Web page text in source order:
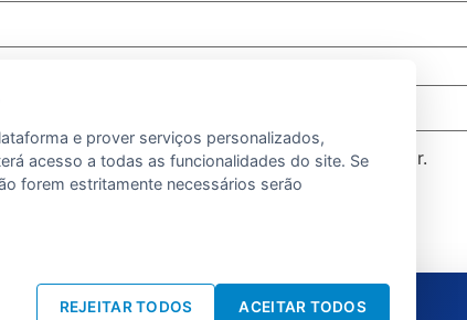
navegador para a próxima vez que eu comentar.
e prover serviços personalizados,
acesso a todas as funcionalidades do site. Se
forem estritamente necessários serão
REJEITAR TODOS ACEITAR TODOS